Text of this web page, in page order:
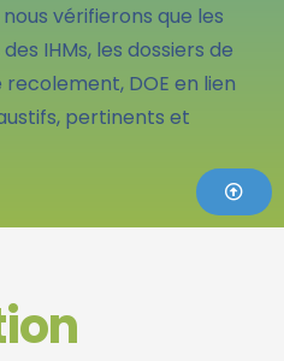
vérifierons que les
IHMs, les dossiers de
DOE en lien
pertinents et